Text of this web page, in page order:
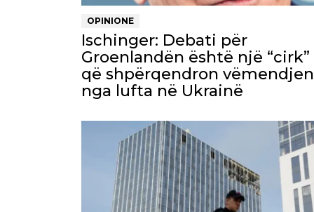
OPINIONE
Ischinger: Debati për
Groenlandën është një “cirk”
që shpërqendron vëmendjen
nga lufta në Ukrainë